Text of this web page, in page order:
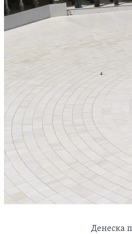
Денеска